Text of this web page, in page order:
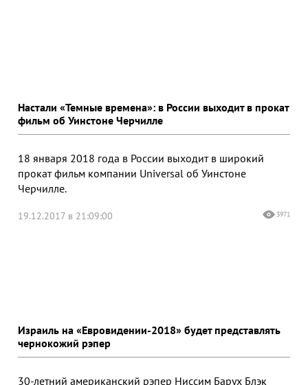
Настали «Темные времена»: в России выходит в прокат
фильм об Уинстоне Черчилле
18 января 2018 года в России выходит в широкий
прокат фильм компании Universal об Уинстоне
Черчилле.
19.12.2017 в 21:09:00 3971
Израиль на «Евровидении-2018» будет представлять
чернокожий рэпер
30-летний американский рэпер Ниссим Барух Блэк